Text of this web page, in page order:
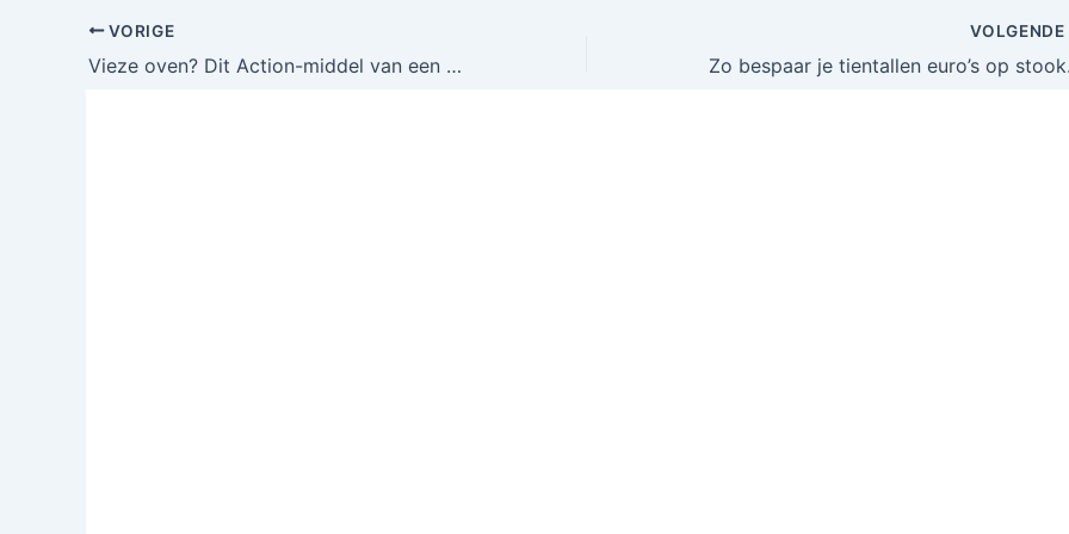
VORIGE
Vieze oven? Dit Action-middel van een paar euro maakt hem in no time weer als nieuw, zonder schrobben
VOLGENDE
Zo